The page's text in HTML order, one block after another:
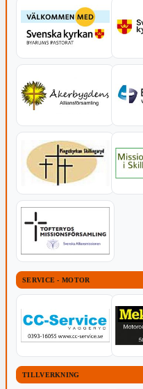
SERVICE - MOTOR
TILLVERKNING